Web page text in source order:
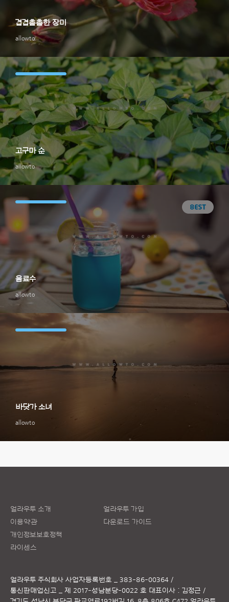
allowto
겹겹촘촘한 장미
allowto
고구마 순
allowto
음료수
allowto
바닷가 소녀
얼라우투 소개
이용약관
개인정보보호정책
라이센스
얼라우투 가입
다운로드 가이드
얼라우투 주식회사 사업자등록번호 _ 383-86-00364 /
통신판매업신고 _ 제 2017-성남분당-0022 호 대표이사 : 김정근 /